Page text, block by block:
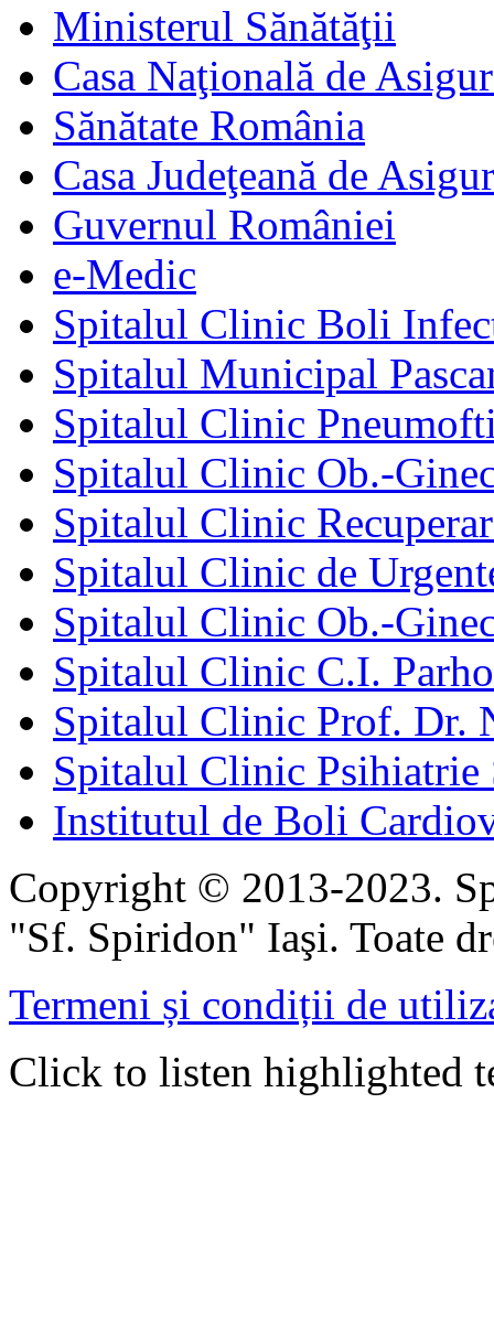
Ministerul Sănătăţii
Casa Naţională de
Sănătate România
Casa Judeţeană de
Guvernul României
e-Medic
Spitalul Clinic Boli
Spitalul Municipal
Spitalul Clinic
Spitalul Clinic Ob.-
Spitalul Clinic
Spitalul Clinic de
Spitalul Clinic Ob.-
Spitalul Clinic C.I.
Spitalul Clinic Prof. Dr.
Spitalul Clinic Psihiatrie
Institutul de Boli
Copyright © 2013-2023.
"Sf. Spiridon" Iaşi. Toate
Termeni și condiții de
Click to listen highlighted